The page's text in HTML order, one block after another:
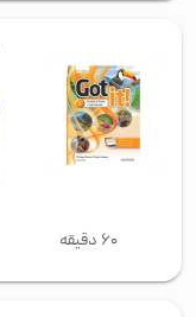
۶۰ دقیقه